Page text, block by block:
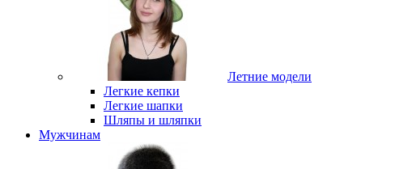
Летние модели
Легкие кепки
Легкие шапки
Шляпы и шляпки
Мужчинам